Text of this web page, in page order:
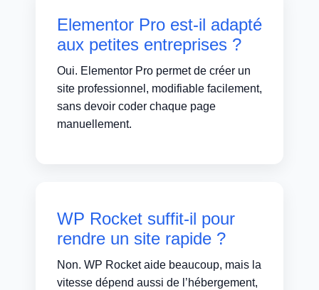
Elementor Pro est-il adapté
aux petites entreprises ?
Oui. Elementor Pro permet de créer un
site professionnel, modifiable facilement,
sans devoir coder chaque page
manuellement.
WP Rocket suffit-il pour
rendre un site rapide ?
Non. WP Rocket aide beaucoup, mais la
vitesse dépend aussi de l’hébergement,